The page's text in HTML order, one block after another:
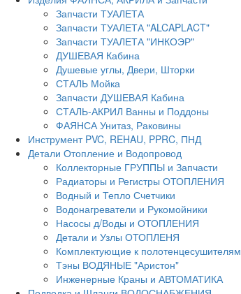
Запчасти ТУАЛЕТА
Запчасти ТУАЛЕТА "ALCAPLACT"
Запчасти ТУАЛЕТА "ИНКОЭР"
ДУШЕВАЯ Кабина
Душевые углы, Двери, Шторки
СТАЛЬ Мойка
Запчасти ДУШЕВАЯ Кабина
СТАЛЬ-АКРИЛ Ванны и Поддоны
ФАЯНСА Унитаз, Раковины
Инструмент PVC, REHAU, PPRC, ПНД
Детали Отопление и Водопровод
Коллекторные ГРУППЫ и Запчасти
Радиаторы и Регистры ОТОПЛЕНИЯ
Водный и Тепло Счетчики
Водонагреватели и Рукомойники
Насосы д/Воды и ОТОПЛЕНИЯ
Детали и Узлы ОТОПЛЕНЯ
Комплектующие к полотенцесушителям
Тэны ВОДЯНЫЕ "Аристон"
Инженерные Краны и АВТОМАТИКА